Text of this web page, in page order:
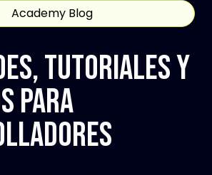
Academy Blog
Tutoriales y
para